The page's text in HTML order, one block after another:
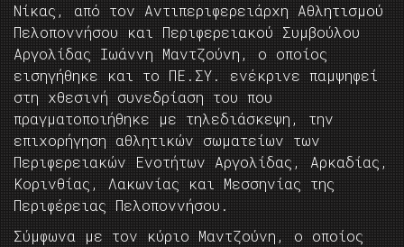
Νίκας, από τον Αντιπεριφερειάρχη Αθλητισμού
Πελοποννήσου και Περιφερειακού Συμβούλου
Αργολίδας Ιωάννη Μαντζούνη, ο οποίος
εισηγήθηκε και το ΠΕ.ΣΥ. ενέκρινε παμψηφεί
στη χθεσινή συνεδρίαση του που
πραγματοποιήθηκε με τηλεδιάσκεψη, την
επιχορήγηση αθλητικών σωματείων των
Περιφερειακών Ενοτήτων Αργολίδας, Αρκαδίας,
Κορινθίας, Λακωνίας και Μεσσηνίας της
Περιφέρειας Πελοποννήσου.
Σύμφωνα με τον κύριο Μαντζούνη, ο οποίος